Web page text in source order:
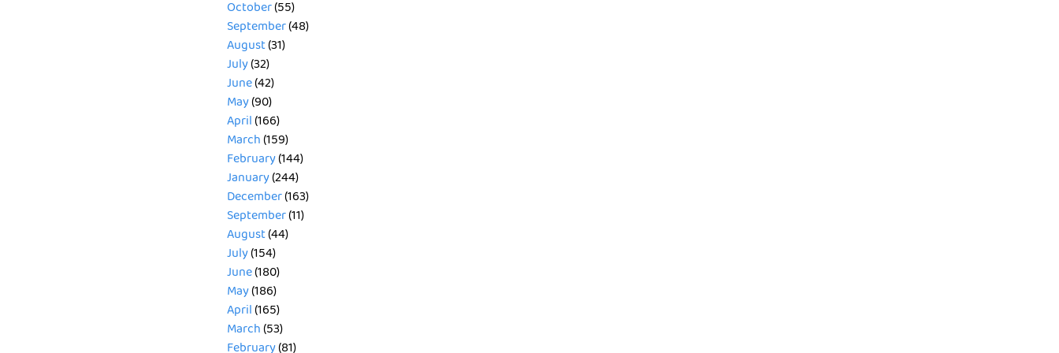
October(55)
September(48)
August(31)
July(32)
June(42)
May(90)
April(166)
March(159)
February(144)
January(244)
December(163)
September(11)
August(44)
July(154)
June(180)
May(186)
April(165)
March(53)